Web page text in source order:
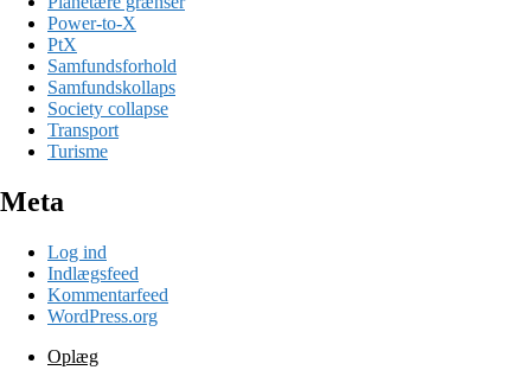
Power-to-X
PtX
Samfundsforhold
Samfundskollaps
Society collapse
Transport
Turisme
Meta
Log ind
Indlægsfeed
Kommentarfeed
WordPress.org
Oplæg